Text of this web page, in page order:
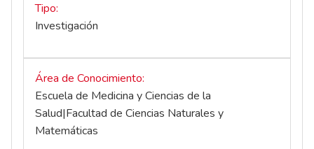
Tipo
Investigación
Área de Conocimiento
Escuela de Medicina y Ciencias de la
Salud|Facultad de Ciencias Naturales y
Matemáticas